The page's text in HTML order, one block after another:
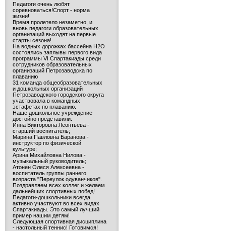
Педагоги очень любят
соревноваться!Спорт - норма
жизни!
Время пролетело незаметно, и
вновь педагоги образовательных
организаций выходят на первые
старты сезона!
На водных дорожках бассейна H2O
состоялись заплывы первого вида
программы VI Спартакиады среди
сотрудников образовательных
организаций Петрозаводска по
плаванию
31 команда общеобразовательных
и дошкольных организаций
Петрозаводского городского округа
участвовала в командных
эстафетах по плаванию.
Наше дошкольное учреждение
достойно представили:
Инна Викторовна Леонтьева -
старший воспитатель;
Марина Павловна Баранова -
инструктор по физической
культуре;
Арина Михайловна Нилова -
музыкальный руководитель;
Атонен Олеся Алексеевна -
воспитатель группы раннего
возраста "Переулок одуванчиков".
Поздравляем всех коллег и желаем
дальнейших спортивных побед!
Педагоги-дошкольники всегда
активно участвуют во всех видах
Спартакиады. Это самый лучший
пример нашим детям!
Следующая спортивная дисциплина
- настольный теннис! Готовимся!